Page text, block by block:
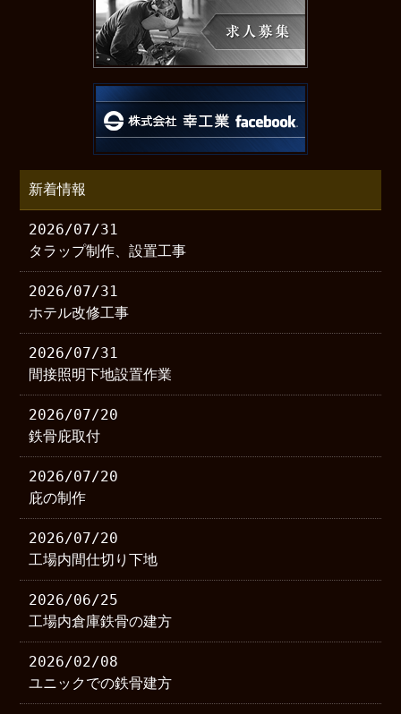
新着情報
2026/07/31
タラップ制作、設置工事
2026/07/31
ホテル改修工事
2026/07/31
間接照明下地設置作業
2026/07/20
鉄骨庇取付
2026/07/20
庇の制作
2026/07/20
工場内間仕切り下地
2026/06/25
工場内倉庫鉄骨の建方
2026/02/08
ユニックでの鉄骨建方